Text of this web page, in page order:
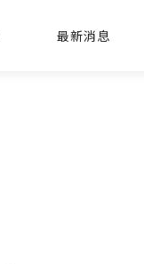
最新消息